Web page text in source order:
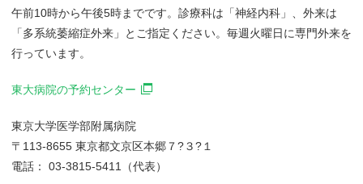
午前10時から午後5時までです。診療科は「神経内科」、外来は
「多系統萎縮症外来」とご指定ください。毎週火曜日に専門外来を
行っています。
東大病院の予約センター
東京大学医学部附属病院
〒113-8655 東京都文京区本郷７?３?１
電話： 03-3815-5411（代表）